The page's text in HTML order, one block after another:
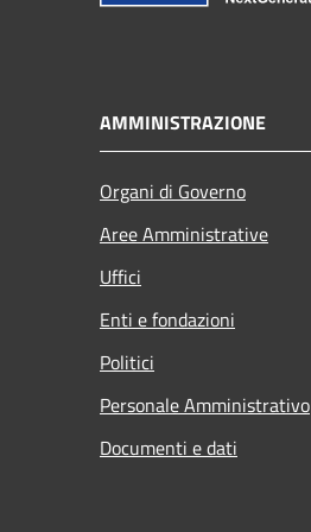
AMMINISTRAZIONE
Organi di Governo
Aree Amministrative
Uffici
Enti e fondazioni
Politici
Personale Amministrativo
Documenti e dati